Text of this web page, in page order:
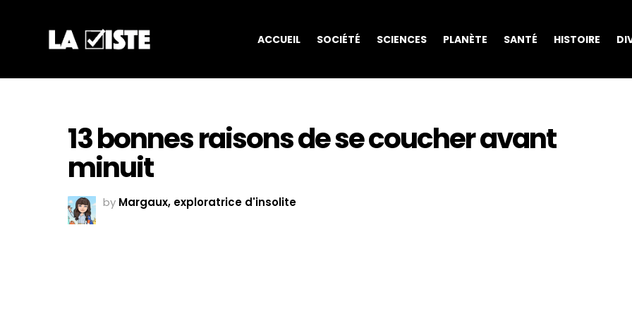
ACCUEIL SOCIÉTÉ SCIENCES PLANÈTE SANTÉ HISTOIRE
13 bonnes raisons de se coucher avant
minuit
by Margaux, exploratrice d'insolite